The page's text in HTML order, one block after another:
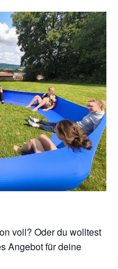
voll? Oder du wolltest
Angebot für deine